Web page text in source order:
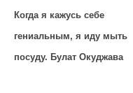
Когда я кажусь себе
гениальным, я иду мыть
посуду. Булат Окуджава